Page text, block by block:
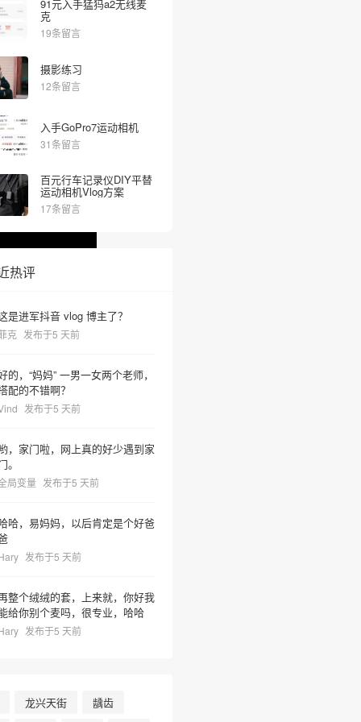
91元入手猛犸a2无线麦
克
19条留言
摄影练习
12条留言
入手GoPro7运动相机
31条留言
百元行车记录仪DIY平替
运动相机Vlog方案
17条留言
热评
是进军抖音 vlog 博主了？
克 发布于5 天前
的，“妈妈” 一男一女两个老师，
配的不错啊？
发布于5 天前
，家门啦，网上真的好少遇到家
。
局变量 发布于5 天前
哈，易妈妈，以后肯定是个好爸
发布于5 天前
整个绒绒的套，上来就，你好我
给你别个麦吗，很专业，哈哈
发布于5 天前
龙兴天街 龋齿